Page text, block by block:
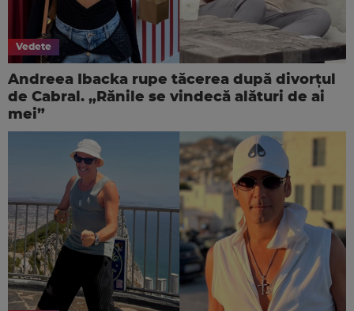
Vedete
Andreea Ibacka rupe tăcerea după divorțul
de Cabral. „Rănile se vindecă alături de ai
mei”